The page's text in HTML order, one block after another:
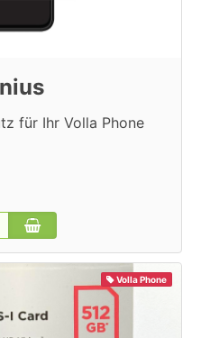
für Ihr Volla Phone
Volla Phone